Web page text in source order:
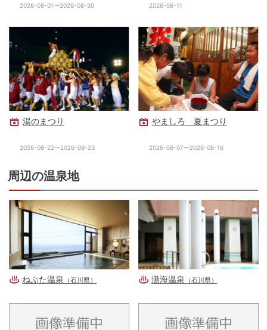
2026-08-01〜2026-08-30 2026-08-11
湯のまつり
2026-08-22〜2026-08-23
やましろ 夏まつり
2026-08-07〜2026-08-16
周辺の温泉地
ねぶた温泉 （石川県） 渤海温泉 （石川県）